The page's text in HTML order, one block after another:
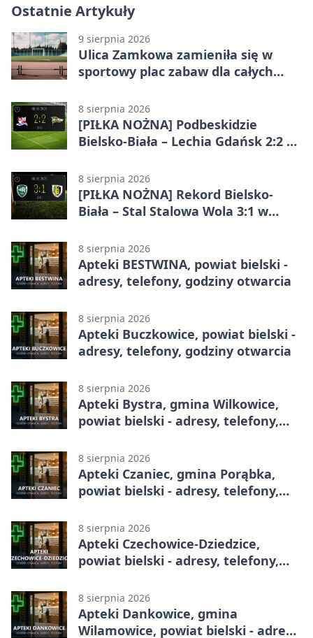
Ostatnie Artykuły
9 sierpnia 2026
Ulica Zamkowa zamieniła się w
sportowy plac zabaw dla całych
8 sierpnia 2026
[PIŁKA NOŻNA] Podbeskidzie
Bielsko-Biała – Lechia Gdańsk 2:2 w
Bielsku-Białej
8 sierpnia 2026
[PIŁKA NOŻNA] Rekord Bielsko-
Biała – Stal Stalowa Wola 3:1 w
8 sierpnia 2026
Apteki BESTWINA, powiat bielski -
adresy, telefony, godziny otwarcia
8 sierpnia 2026
Apteki Buczkowice, powiat bielski -
adresy, telefony, godziny otwarcia
8 sierpnia 2026
Apteki Bystra, gmina Wilkowice,
powiat bielski - adresy, telefony,
8 sierpnia 2026
Apteki Czaniec, gmina Porąbka,
powiat bielski - adresy, telefony,
8 sierpnia 2026
Apteki Czechowice-Dziedzice,
powiat bielski - adresy, telefony,
8 sierpnia 2026
Apteki Dankowice, gmina
Wilamowice, powiat bielski - adresy,